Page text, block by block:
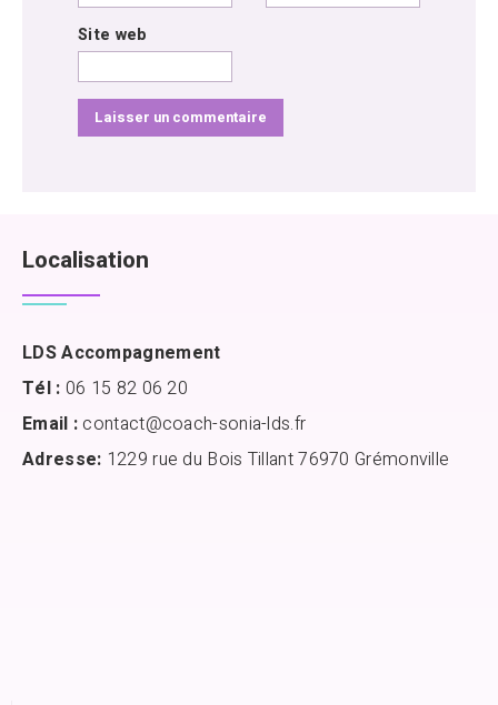
Site web
Localisation
LDS Accompagnement
Tél : 06 15 82 06 20
Email :contact@coach-sonia-lds.fr
Adresse: 1229 rue du Bois Tillant 76970 Grémonville